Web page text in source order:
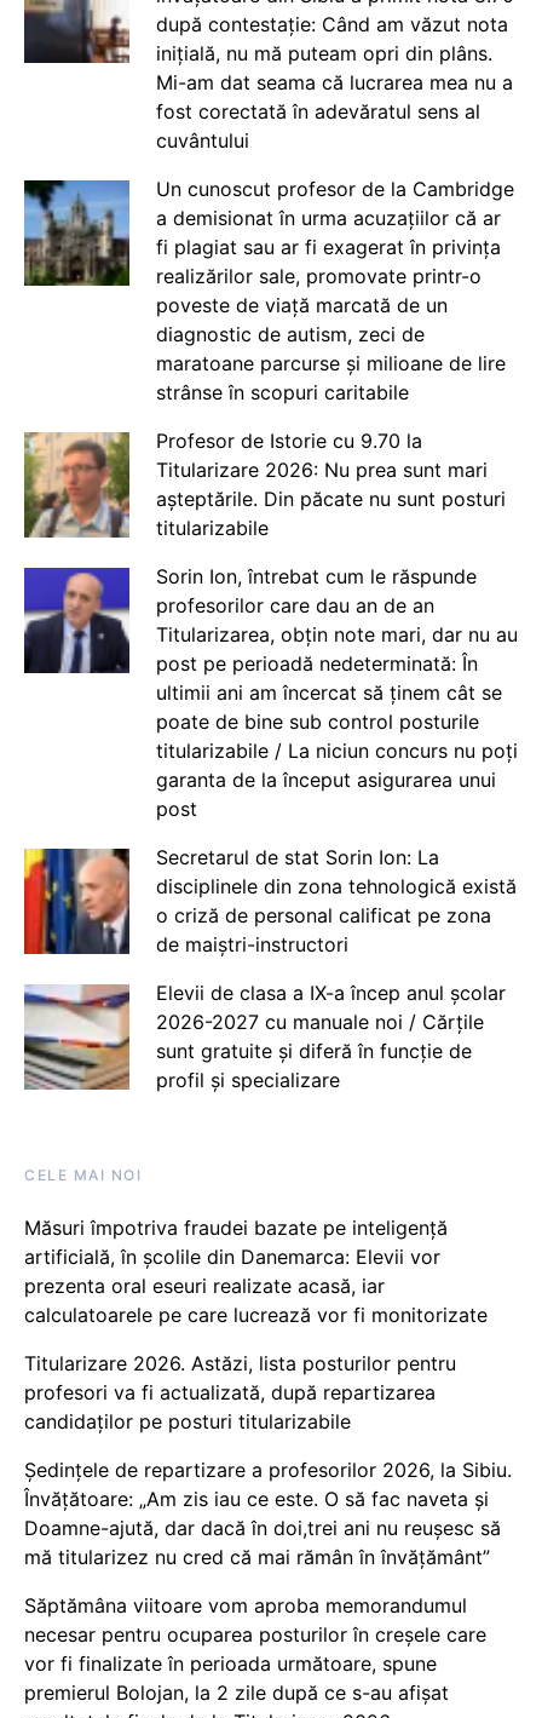
după contestație: Când am văzut nota
inițială, nu mă puteam opri din plâns.
Mi-am dat seama că lucrarea mea nu a
fost corectată în adevăratul sens al
cuvântului
Un cunoscut profesor de la Cambridge
a demisionat în urma acuzațiilor că ar
fi plagiat sau ar fi exagerat în privința
realizărilor sale, promovate printr-o
poveste de viață marcată de un
diagnostic de autism, zeci de
maratoane parcurse și milioane de lire
strânse în scopuri caritabile
Profesor de Istorie cu 9.70 la
Titularizare 2026: Nu prea sunt mari
așteptările. Din păcate nu sunt posturi
titularizabile
Sorin Ion, întrebat cum le răspunde
profesorilor care dau an de an
Titularizarea, obțin note mari, dar nu au
post pe perioadă nedeterminată: În
ultimii ani am încercat să ținem cât se
poate de bine sub control posturile
titularizabile / La niciun concurs nu poți
garanta de la început asigurarea unui
post
Secretarul de stat Sorin Ion: La
disciplinele din zona tehnologică există
o criză de personal calificat pe zona
de maiștri-instructori
Elevii de clasa a IX-a încep anul școlar
2026-2027 cu manuale noi / Cărțile
sunt gratuite și diferă în funcție de
profil și specializare
CELE MAI NOI
Măsuri împotriva fraudei bazate pe inteligență
artificială, în școlile din Danemarca: Elevii vor
prezenta oral eseuri realizate acasă, iar
calculatoarele pe care lucrează vor fi monitorizate
Titularizare 2026. Astăzi, lista posturilor pentru
profesori va fi actualizată, după repartizarea
candidaților pe posturi titularizabile
Ședințele de repartizare a profesorilor 2026, la Sibiu.
Învățătoare: „Am zis iau ce este. O să fac naveta și
Doamne-ajută, dar dacă în doi,trei ani nu reușesc să
mă titularizez nu cred că mai rămân în învățământ”
Săptămâna viitoare vom aproba memorandumul
necesar pentru ocuparea posturilor în creșele care
vor fi finalizate în perioada următoare, spune
premierul Bolojan, la 2 zile după ce s-au afișat